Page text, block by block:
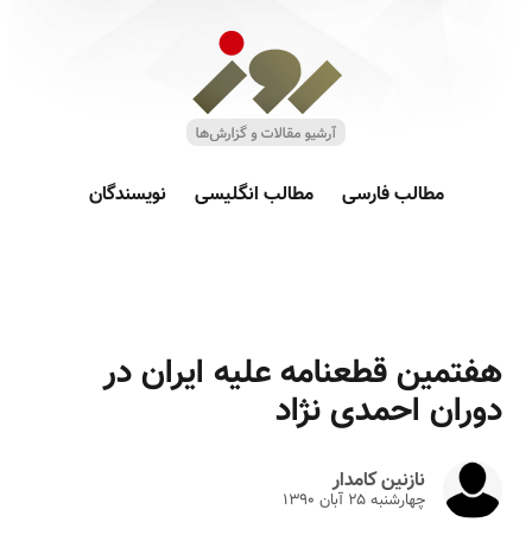
مطالب فارسی مطالب انگلیسی نویسندگان
هفتمین قطعنامه علیه ایران در
دوران احمدی نژاد
نازنین کامدار
چهارشنبه ۲۵ آبان ۱۳۹۰